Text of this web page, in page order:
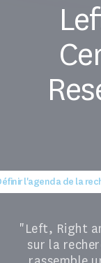
l'agenda de la
"Left, Right
sur la